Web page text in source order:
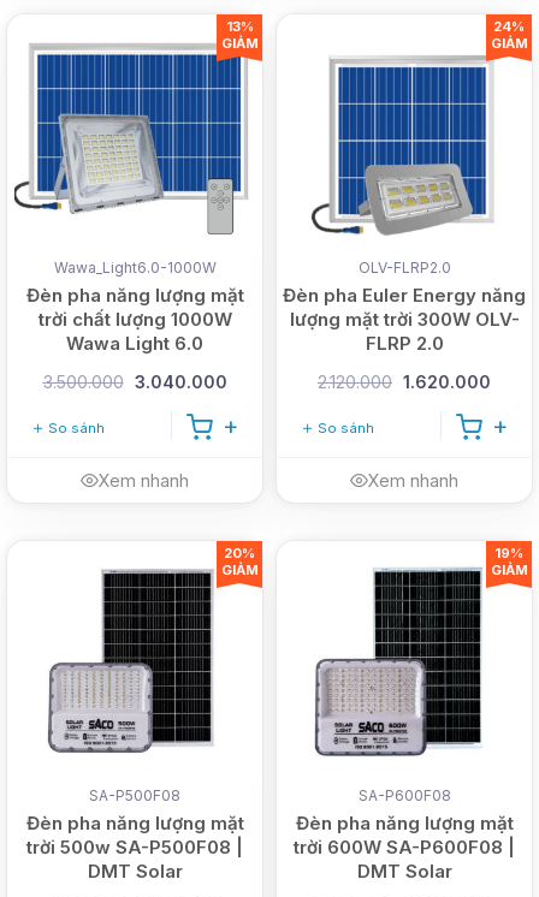
Wawa_Light6.0-1000W
Đèn pha năng lượng mặt
trời chất lượng 1000W
Wawa Light 6.0
3.500.000 3.040.000
So sánh
Xem nhanh
13%
GIẢM
OLV-FLRP2.0
Đèn pha Euler Energy năng
lượng mặt trời 300W OLV-
FLRP 2.0
2.120.000 1.620.000
So sánh
Xem nhanh
24%
GIẢM
SA-P500F08
Đèn pha năng lượng mặt
trời 500w SA-P500F08 |
DMT Solar
20%
GIẢM
SA-P600F08
Đèn pha năng lượng mặt
trời 600W SA-P600F08 |
DMT Solar
19%
GIẢM